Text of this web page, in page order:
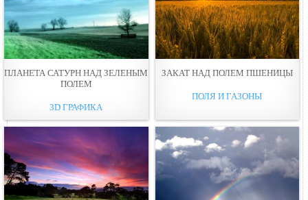
ПЛАНЕТА САТУРН НАД ЗЕЛЕНЫМ
ПОЛЕМ
3D ГРАФИКА
ЗАКАТ НАД ПОЛЕМ ПШЕНИЦЫ
ПОЛЯ И ГАЗОНЫ